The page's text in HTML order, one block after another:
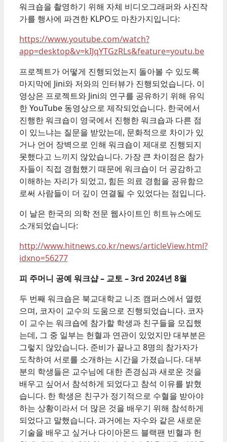
워크숍을 촬영하기 위해 자체 비디오그래퍼와 사진작
가를 행사에 파견한 KLPO도 마찬가지입니다:
https://www.youtube.com/watch?
app=desktop&v=kIJqYTGzRLs&feature=youtu.be
프로젝트가 어떻게 진행되었는지 돌아볼 수 있도록
마지막에 Jini와 저와의 인터뷰가 진행되었습니다. 이
영상은 프로젝트와 Jini의 연구를 공유하기 위해 유익
한 YouTube 동영상으로 제작되었습니다. 한국에서
진행한 워크숍이 영국에서 진행한 워크숍과 다른 점
이 있느냐는 질문을 받았는데, 문화적으로 차이가 있
거나 언어 장벽으로 인해 워크숍이 제대로 진행되지
못했다고 느끼지 않았습니다. 가장 큰 차이점은 참가
자들이 직접 경험했기 때문에 워크숍이 더 공감하고
이해하는 자리가 되었고, 힘든 의료 경험을 공유함으
로써 사람들이 더 깊이 연결될 수 있었다는 점입니다.
이 날은 한국의 의학 전문 웹사이트인 히트뉴스에도
소개되었습니다:
http://www.hitnews.co.kr/news/articleView.html?
idxno=56277
피 주머니 공예 워크샵 – 교토 – 3rd 2024년 8월
두 번째 워크숍은 북교대학교 니조 캠퍼스에서 열렸
으며, 코자이 교수의 도움으로 진행되었습니다. 코자
이 교수는 워크숍에 참가할 학생과 친구들을 모집했
는데, 그 중 일부는 헌혈과 연관이 있었지만 대부분은
그렇지 않았습니다. 준비가 끝나고 8명의 참가자가
도착하여 서로를 소개하는 시간을 가졌습니다. 대부
분의 학생들은 교수님에 대한 존경심과 새로운 것을
배우고 싶어서 참석하게 되었다고 참석 이유를 밝혔
습니다. 한 학생은 친구가 정기적으로 수혈을 받아야
하는 상황이라서 더 많은 것을 배우기 위해 참석하게
되었다고 말했습니다. 과거에는 자수와 같은 새로운
기술을 배우고 싶거나 다이아몬드 블랙팬 빈혈과 헌